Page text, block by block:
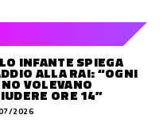
INFANTE SPIEGA
ALLA RAI: “OGNI
VOLEVANO
ORE 14”
2026